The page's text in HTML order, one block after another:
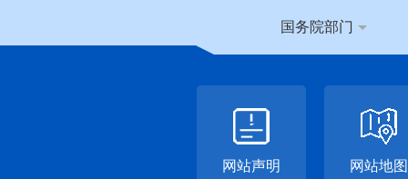
国务院部门
网站声明 网站地图